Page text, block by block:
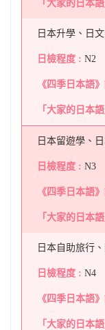
日本升學、日
N2
日本留遊學、
N3
日本自助旅行
N4